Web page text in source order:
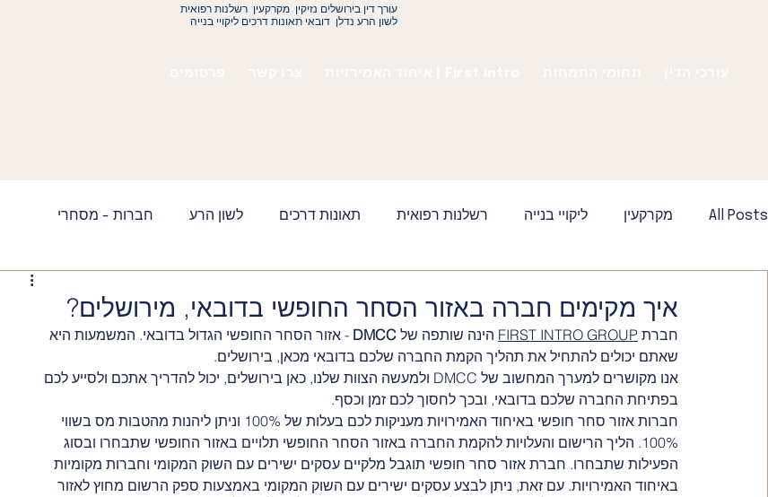
עורך דין בירושלים נזיקין מקרקעין רשלנות רפואית
לשון הרע נדלן דובאי תאונות דרכים ליקויי בנייה
All Posts מקרקעין ליקויי בנייה רשלנות רפואית תאונות דרכים לשון הרע חברות - מסחרי
First Intro Group
איך מקימים חברה באזור הסחר החופשי בדובאי, מירושלים?
חברת FIRST INTRO GROUP הינה שותפה של DMCC - אזור הסחר החופשי הגדול בדובאי. המשמעות היא
שאתם יכולים להתחיל את תהליך הקמת החברה שלכם בדובאי מכאן, בירושלים.
אנו מקושרים למערך המחשוב של DMCC ולמעשה הצוות שלנו, כאן בירושלים, יכול להדריך אתכם ולסייע לכם
בפתיחת החברה שלכם בדובאי, ובכך לחסוך לכם זמן וכסף.
חברות אזור סחר חופשי באיחוד האמירויות מעניקות לכם בעלות של 100% וניתן ליהנות מהטבות מס בשווי
100%. הליך הרישום והעלויות להקמת החברה באזור הסחר החופשי תלויים באזור החופשי שתבחרו ובסוג
הפעילות שתבחרו. חברת אזור סחר חופשי תוגבל מלקיים עסקים ישירים עם השוק המקומי וחברות מקומיות
באיחוד האמירויות. עם זאת, ניתן לבצע עסקים ישירים עם השוק המקומי באמצעות ספק הרשום מחוץ לאזור